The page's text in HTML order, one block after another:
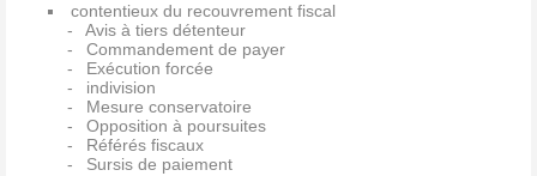
contentieux du recouvrement fiscal
Avis à tiers détenteur
Commandement de payer
Exécution forcée
indivision
Mesure conservatoire
Opposition à poursuites
Référés fiscaux
Sursis de paiement